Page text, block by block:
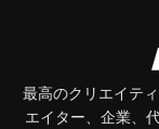
最高のクリエイテ
エイター、企業、